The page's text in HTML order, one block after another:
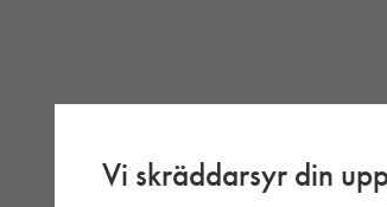
Vi skräddarsyr din